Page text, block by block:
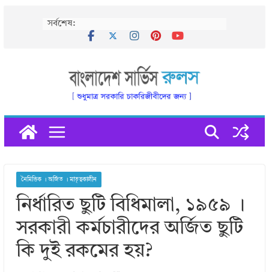
সর্বশেষ:
নৈমিত্তিক । অর্জিত । মাতৃত্বকালীন
নির্ধারিত ছুটি বিধিমালা, ১৯৫৯ ।
সরকারী কর্মচারীদের অর্জিত ছুটি
কি দুই রকমের হয়?